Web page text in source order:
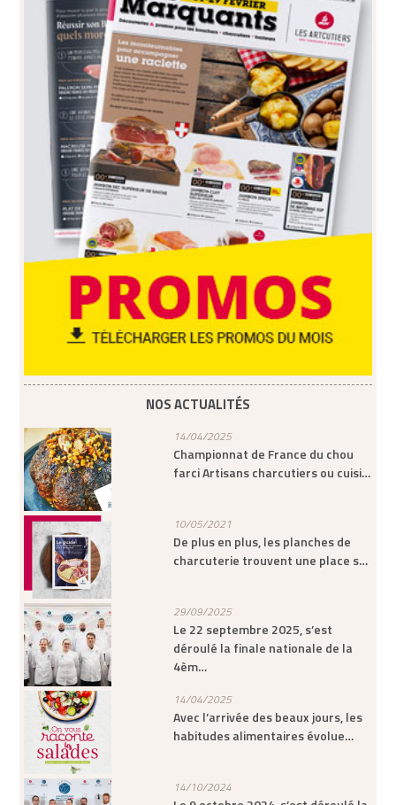
NOS ACTUALITÉS
14/04/2025
Championnat de France du chou
farci Artisans charcutiers ou cuisi…
10/05/2021
De plus en plus, les planches de
charcuterie trouvent une place s…
29/09/2025
Le 22 septembre 2025, s’est
déroulé la finale nationale de la
4èm…
14/04/2025
Avec l’arrivée des beaux jours, les
habitudes alimentaires évolue…
14/10/2024